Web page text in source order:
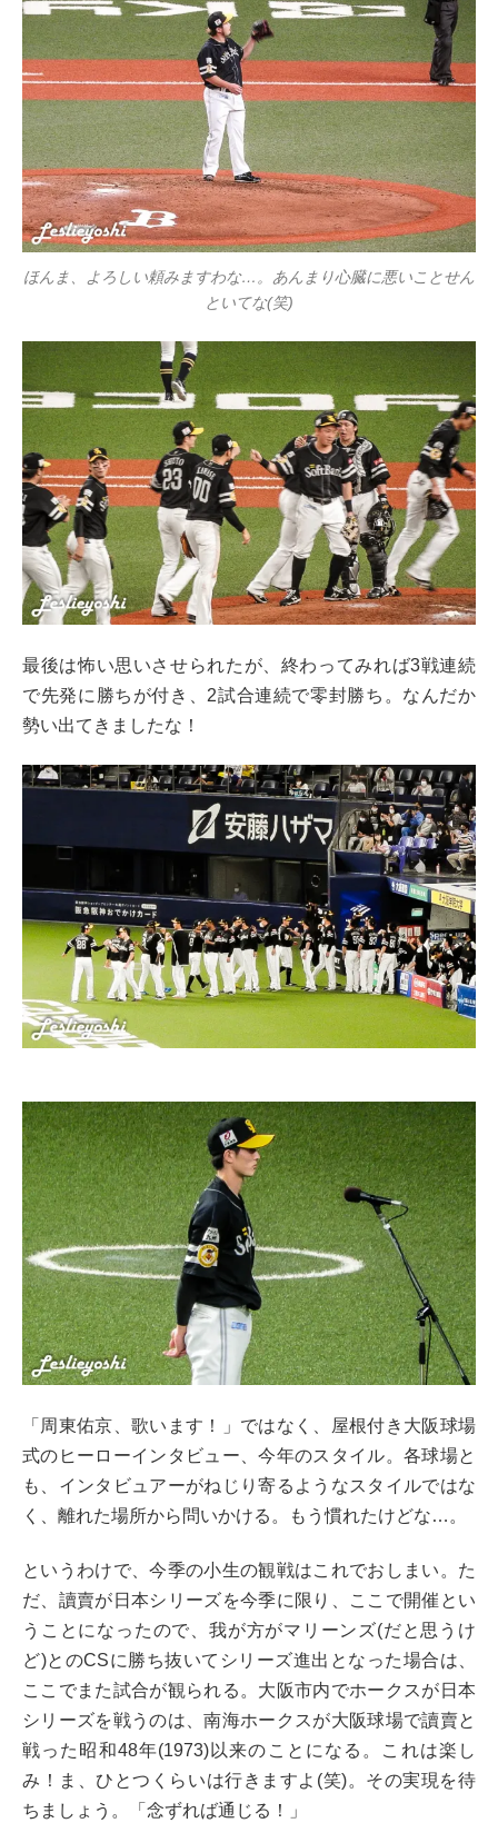
ほんま、よろしい頼みますわな…。あんまり心臓に悪いことせん
といてな(笑)
最後は怖い思いさせられたが、終わってみれば3戦連続
で先発に勝ちが付き、2試合連続で零封勝ち。なんだか
勢い出てきましたな！
「周東佑京、歌います！」ではなく、屋根付き大阪球場
式のヒーローインタビュー、今年のスタイル。各球場と
も、インタビュアーがねじり寄るようなスタイルではな
く、離れた場所から問いかける。もう慣れたけどな…。
というわけで、今季の小生の観戦はこれでおしまい。た
だ、讀賣が日本シリーズを今季に限り、ここで開催とい
うことになったので、我が方がマリーンズ(だと思うけ
ど)とのCSに勝ち抜いてシリーズ進出となった場合は、
ここでまた試合が観られる。大阪市内でホークスが日本
シリーズを戦うのは、南海ホークスが大阪球場で讀賣と
戦った昭和48年(1973)以来のことになる。これは楽し
み！ま、ひとつくらいは行きますよ(笑)。その実現を待
ちましょう。「念ずれば通じる！」